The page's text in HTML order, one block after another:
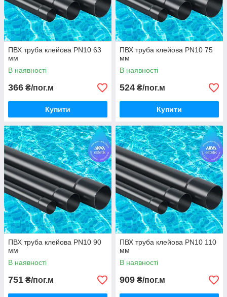
ПВХ труба клейова PN10 63
мм
В наявності
366 ₴/пог.м
Купити
ПВХ труба клейова PN10 75
мм
В наявності
524 ₴/пог.м
Купити
ПВХ труба клейова PN10 90
мм
В наявності
751 ₴/пог.м
ПВХ труба клейова PN10 110
мм
В наявності
909 ₴/пог.м